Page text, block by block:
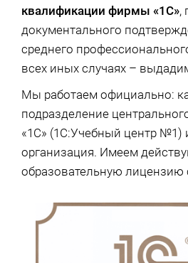
квалификации фирмы «1С»,
документального
среднего
всех иных случаях –
Мы работаем официально:
подразделение
«1С» (1С:Учебный центр №1)
организация. Имеем
образовательную лицензию